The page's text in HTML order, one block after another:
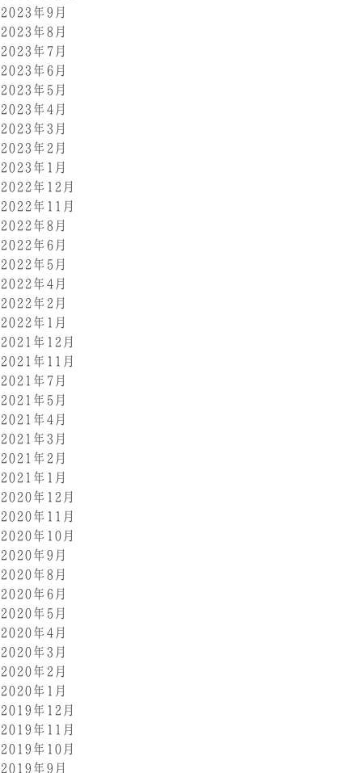
2023年9月
2023年8月
2023年7月
2023年6月
2023年5月
2023年4月
2023年3月
2023年2月
2023年1月
2022年12月
2022年11月
2022年8月
2022年6月
2022年5月
2022年4月
2022年2月
2022年1月
2021年12月
2021年11月
2021年7月
2021年5月
2021年4月
2021年3月
2021年2月
2021年1月
2020年12月
2020年11月
2020年10月
2020年9月
2020年8月
2020年6月
2020年5月
2020年4月
2020年3月
2020年2月
2020年1月
2019年12月
2019年11月
2019年10月
2019年9月